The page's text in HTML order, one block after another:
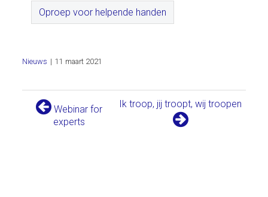
Oproep voor helpende handen
Nieuws | 11 maart 2021
Webinar for
experts
Ik troop, jij troopt, wij troopen